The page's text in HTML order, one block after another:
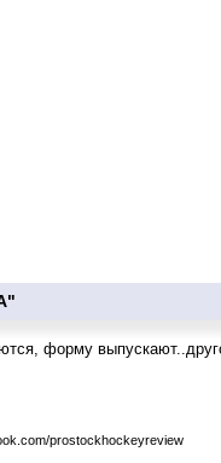
форму
prostockhockeyreview